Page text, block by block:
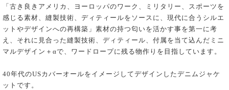
「古き良きアメリカ、ヨーロッパのワーク、ミリタリー、スポーツを
感じる素材、縫製技術、ディティールをソースに、現代に合うシルエ
ットやデザインへの再構築」素材の持つ匂いを活かす事を第一に考
え、それに見合った縫製技術、ディティール、付属を当て込んだミニ
マルデザイン＋αで、ワードロープに残る物作りを目指しています。
40年代のUSカバーオールをイメージしてデザインしたデニムジャケ
ットです。